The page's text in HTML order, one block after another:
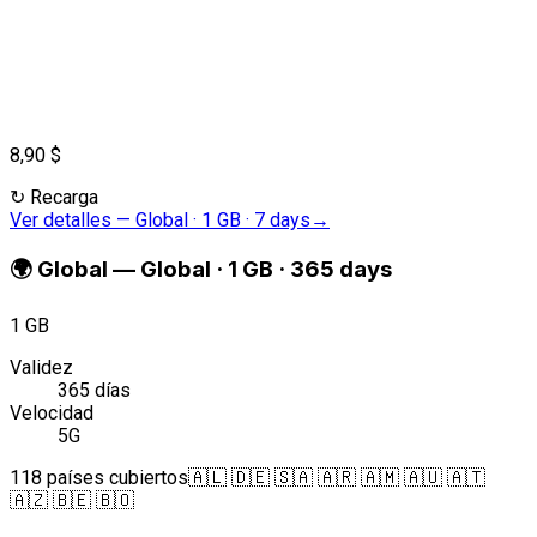
8,90 $
↻ Recarga
Ver detalles — Global · 1 GB · 7 days →
🌍 Global — Global · 1 GB · 365 days
1 GB
Validez
365 días
Velocidad
5G
118 países cubiertos🇦🇱 🇩🇪 🇸🇦 🇦🇷 🇦🇲 🇦🇺 🇦🇹
🇦🇿 🇧🇪 🇧🇴